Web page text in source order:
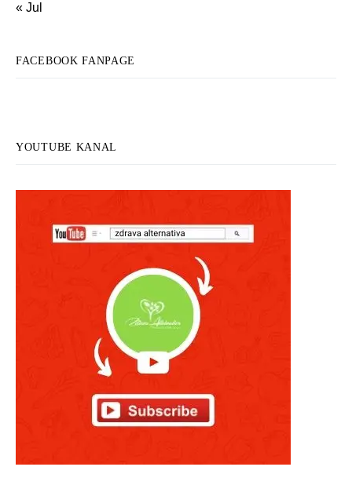
« Jul
FACEBOOK FANPAGE
YOUTUBE KANAL